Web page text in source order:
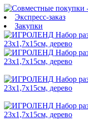
Экспресс-заказ
Закупки